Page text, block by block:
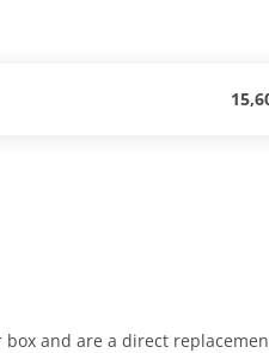
and are a direct